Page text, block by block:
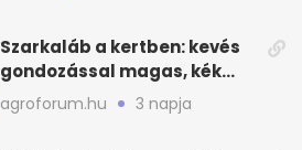
Szarkaláb a kertben: kevés
gondozással magas, kék
virágfalat ad
agroforum.hu 3 napja